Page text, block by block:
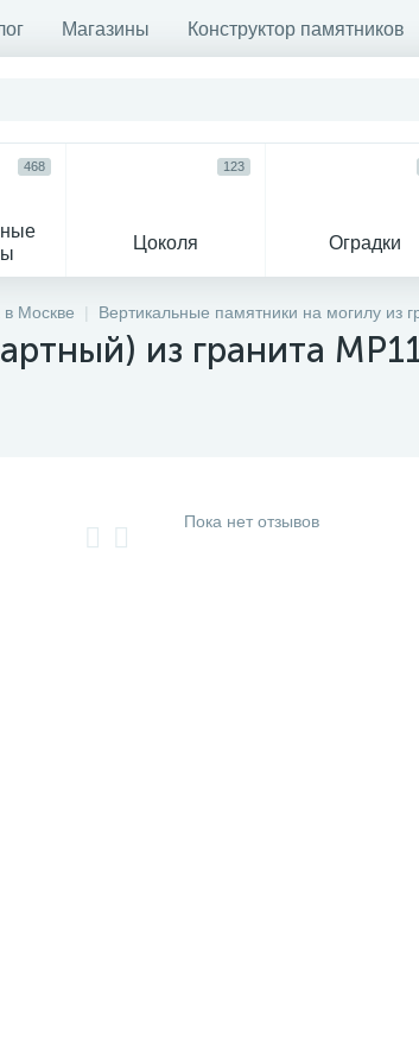
Магазины Конструктор памятников
468
Цоколя
123
Оградки
кресты
в Москве Вертикальные памятники на могилу из
из гранита
Пока нет отзывов